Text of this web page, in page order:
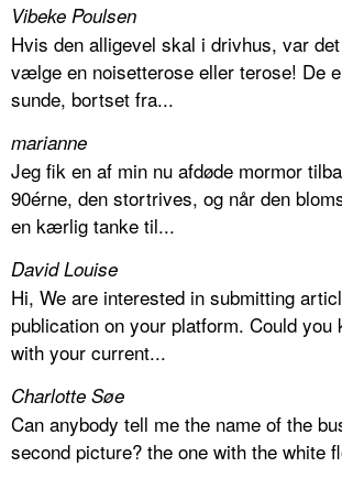
Vibeke Poulsen
Hvis den alligevel skal i drivhus, var
vælge en noisetterose eller terose! De
sunde, bortset fra...
marianne
Jeg fik en af min nu afdøde mormor
90érne, den stortrives, og når den
en kærlig tanke til...
David Louise
Hi, We are interested in submitting
publication on your platform. Could you
with your current...
Charlotte Søe
Can anybody tell me the name of the
second picture? the one with the white